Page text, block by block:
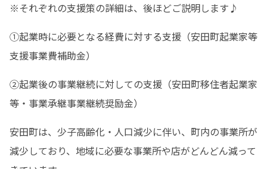
※それぞれの支援策の詳細は、後ほどご説明します♪
①起業時に必要となる経費に対する支援（安田町起業家等
支援事業費補助金）
②起業後の事業継続に対しての支援（安田町移住者起業家
等・事業承継事業継続奨励金）
安田町は、少子高齢化・人口減少に伴い、町内の事業所が
減少しており、地域に必要な事業所や店がどんどん減って